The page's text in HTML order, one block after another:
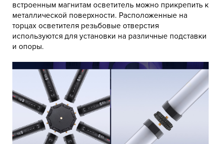
встроенным магнитам осветитель можно прикрепить к
металлической поверхности. Расположенные на
торцах осветителя резьбовые отверстия
используются для установки на различные подставки
и опоры.